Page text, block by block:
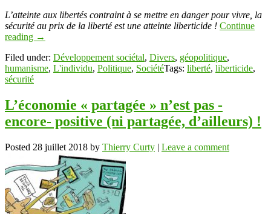
L’atteinte aux libertés contraint à se mettre en danger pour vivre, la
sécurité au prix de la liberté est une atteinte liberticide ! Continue
reading →
Filed under: Développement sociétal, Divers, géopolitique,
humanisme, L'individu, Politique, SociétéTags: liberté, liberticide,
sécurité
L’économie « partagée » n’est pas -
encore- positive (ni partagée, d’ailleurs) !
Posted 28 juillet 2018 by Thierry Curty | Leave a comment